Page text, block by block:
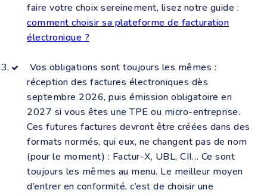
faire votre choix sereinement, lisez notre guide :
comment choisir sa plateforme de facturation
électronique ?
Vos obligations sont toujours les mêmes :
réception des factures électroniques dès
septembre 2026, puis émission obligatoire en
2027 si vous êtes une TPE ou micro-entreprise.
Ces futures factures devront être créées dans des
formats normés, qui eux, ne changent pas de nom
(pour le moment) : Factur-X, UBL, CII… Ce sont
toujours les mêmes au menu. Le meilleur moyen
d’entrer en conformité, c’est de choisir une